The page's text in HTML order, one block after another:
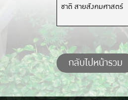
ชาติ สายสังคมศาสตร์
กลับไปหน้ารวม